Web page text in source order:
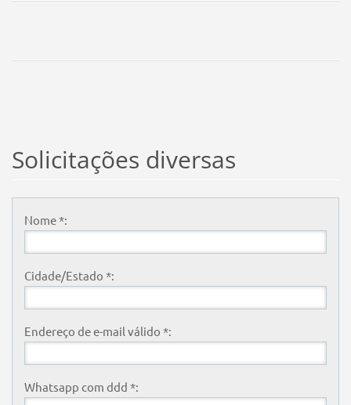
Solicitações diversas
Nome *:
Cidade/Estado *:
Endereço de e-mail válido *:
Whatsapp com ddd *: